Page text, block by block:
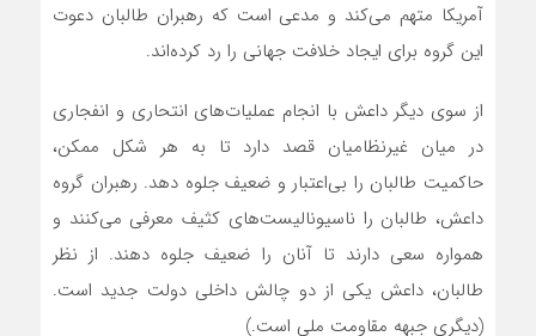
آمریکا متهم می‌کند و مدعی است که رهبران طالبان دعوت
این گروه برای ایجاد خلافت جهانی را رد کرده‌اند.
از سوی دیگر داعش با انجام عملیات‌های انتحاری و انفجاری
در میان غیرنظامیان قصد دارد تا به هر شکل ممکن،
حاکمیت طالبان را بی‌اعتبار و ضعیف جلوه دهد. رهبران گروه
داعش، طالبان را ناسیونالیست‌های کثیف معرفی می‌کنند و
همواره سعی دارند تا آنان را ضعیف جلوه دهند. از نظر
طالبان، داعش یکی از دو چالش داخلی دولت جدید است.
(دیگری جبهه مقاومت ملی است.)